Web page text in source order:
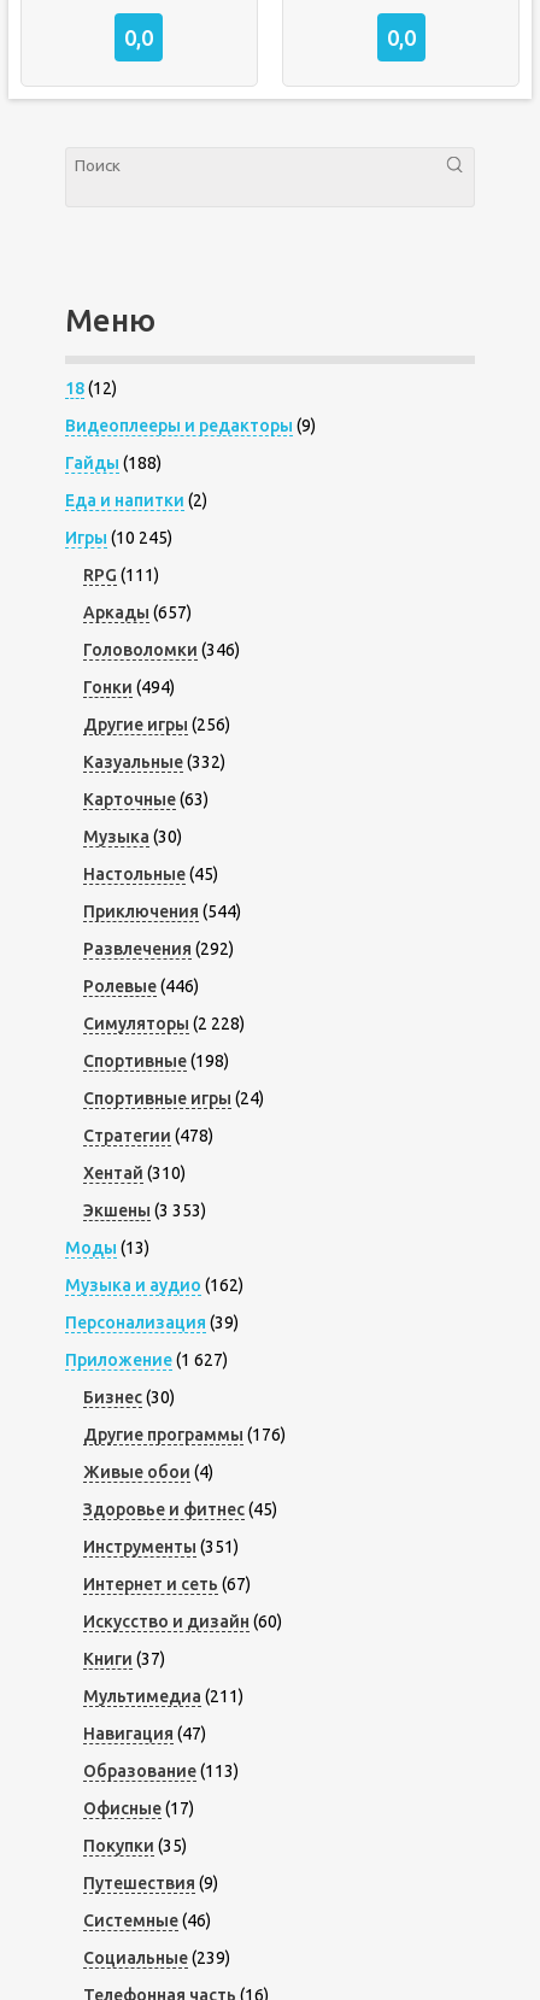
0,0 0,0
Меню
18(12)
Видеоплееры и редакторы (9)
Гайды (188)
Еда и напитки (2)
Игры (10 245)
RPG (111)
Аркады (657)
Головоломки (346)
Гонки (494)
Другие игры (256)
Казуальные(332)
Карточные(63)
Музыка (30)
Настольные(45)
Приключения (544)
Развлечения (292)
Ролевые(446)
Симуляторы (2 228)
Спортивные(198)
Спортивные игры (24)
Стратегии (478)
Хентай (310)
Экшены (3 353)
Моды (13)
Музыка и аудио (162)
Персонализация (39)
Приложение(1 627)
Бизнес(30)
Другие программы (176)
Живые обои (4)
Здоровье и фитнес(45)
Инструменты (351)
Интернет и сеть (67)
Искусство и дизайн (60)
Книги (37)
Мультимедиа (211)
Навигация (47)
Образование(113)
Офисные(17)
Покупки (35)
Путешествия (9)
Системные(46)
Социальные(239)
Телефонная часть (16)